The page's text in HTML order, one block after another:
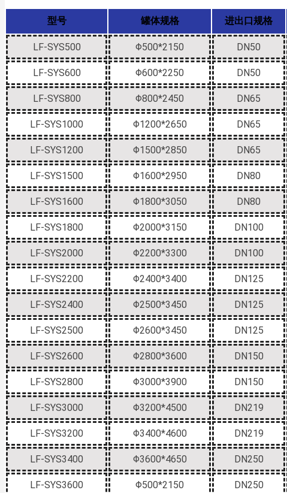
型号 罐体规格 进出口规格
LF-SYS500 Φ500*2150 DN50
LF-SYS600 Φ600*2250 DN50
LF-SYS800 Φ800*2450 DN65
LF-SYS1000 Φ1200*2650 DN65
LF-SYS1200 Φ1500*2850 DN65
LF-SYS1500 Φ1600*2950 DN80
LF-SYS1600 Φ1800*3050 DN80
LF-SYS1800 Φ2000*3150 DN100
LF-SYS2000 Φ2200*3300 DN100
LF-SYS2200 Φ2400*3400 DN125
LF-SYS2400 Φ2500*3450 DN125
LF-SYS2500 Φ2600*3450 DN125
LF-SYS2600 Φ2800*3600 DN150
LF-SYS2800 Φ3000*3900 DN150
LF-SYS3000 Φ3200*4500 DN219
LF-SYS3200 Φ3400*4600 DN219
LF-SYS3400 Φ3600*4650 DN250
LF-SYS3600 Φ500*2150 DN250